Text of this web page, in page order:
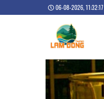
06-08-2026, 11:32:18